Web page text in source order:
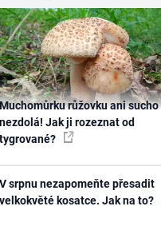
růžovku ani sucho
nezdolá! Jak ji rozeznat od
tygrované?
V srpnu nezapomeňte přesadit
velkokvěté kosatce. Jak na to?